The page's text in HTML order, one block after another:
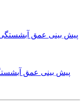
پیش بینی عمق